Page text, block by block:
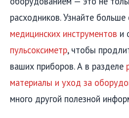
расходников. Узнайте больше
медицинских инструментов и
пульсоксиметр, чтобы
ваших приборов. А в разделе
материалы и уход за
много другой полезной